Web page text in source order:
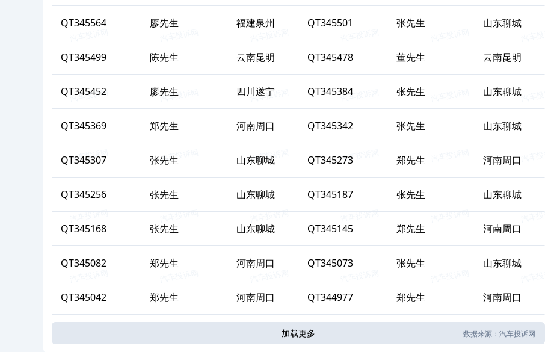
QT345564 廖先生 福建泉州 QT345501 张先生 山东聊城
QT345499 陈先生 云南昆明 QT345478 董先生 云南昆明
QT345452 廖先生 四川遂宁 QT345384 张先生 山东聊城
QT345369 郑先生 河南周口 QT345342 张先生 山东聊城
QT345307 张先生 山东聊城 QT345273 郑先生 河南周口
QT345256 张先生 山东聊城 QT345187 张先生 山东聊城
QT345168 张先生 山东聊城 QT345145 郑先生 河南周口
QT345082 郑先生 河南周口 QT345073 张先生 山东聊城
QT345042 郑先生 河南周口 QT344977 郑先生 河南周口
加载更多 数据来源：汽车投诉网